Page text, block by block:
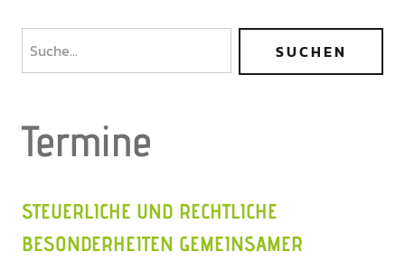
Termine
STEUERLICHE UND RECHTLICHE
BESONDERHEITEN GEMEINSAMER